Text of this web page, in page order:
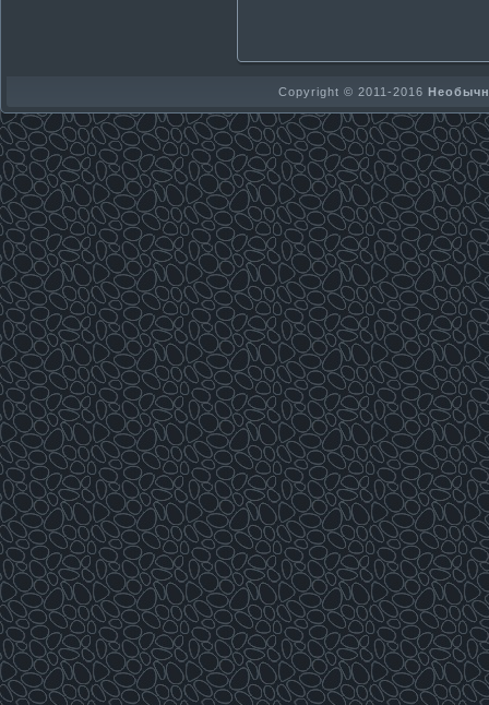
Copyright © 2011-2016